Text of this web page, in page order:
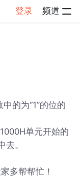
登录 频道
的为“1”的位的
单元开始的
。
多帮帮忙！